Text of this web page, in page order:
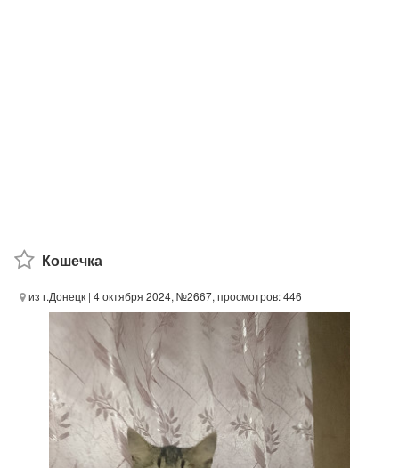
Кошечка
из г.Донецк | 4 октября 2024, №2667, просмотров: 446